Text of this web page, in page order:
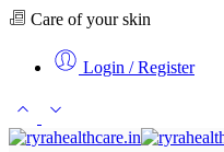
Care of your skin
Login / Register